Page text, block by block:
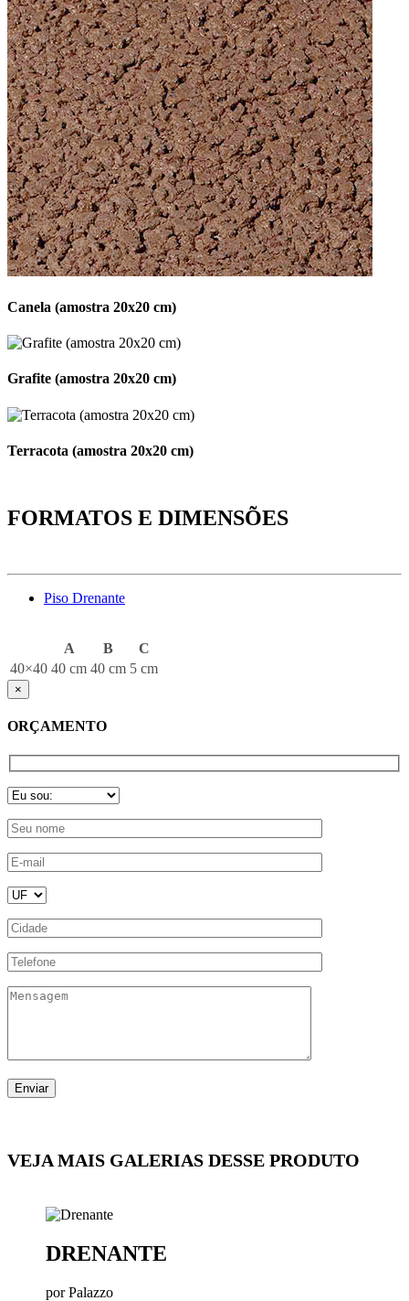
Canela (amostra 20x20 cm)
Grafite (amostra 20x20 cm)
Terracota (amostra 20x20 cm)
FORMATOS E DIMENSÕES
Piso Drenante
A B
C
40×40 40 cm 40 cm 5 cm
×
ORÇAMENTO
VEJA MAIS GALERIAS DESSE PRODUTO
DRENANTE
por Palazzo